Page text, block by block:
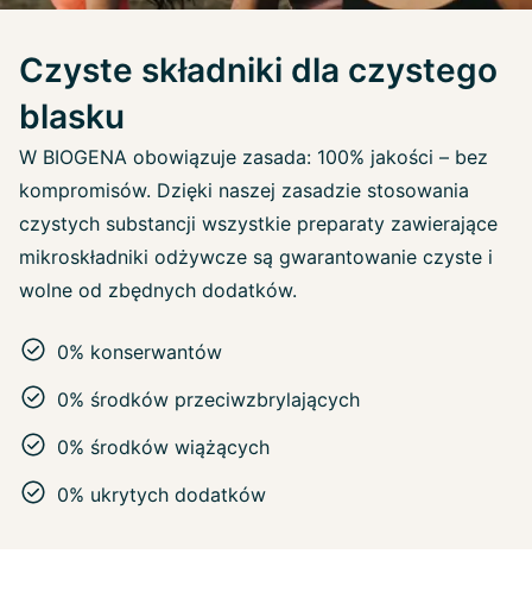
Czyste składniki dla czystego
blasku
W BIOGENA obowiązuje zasada: 100% jakości – bez
kompromisów. Dzięki naszej zasadzie stosowania
czystych substancji wszystkie preparaty zawierające
mikroskładniki odżywcze są gwarantowanie czyste i
wolne od zbędnych dodatków.
0% konserwantów
0% środków przeciwzbrylających
0% środków wiążących
0% ukrytych dodatków